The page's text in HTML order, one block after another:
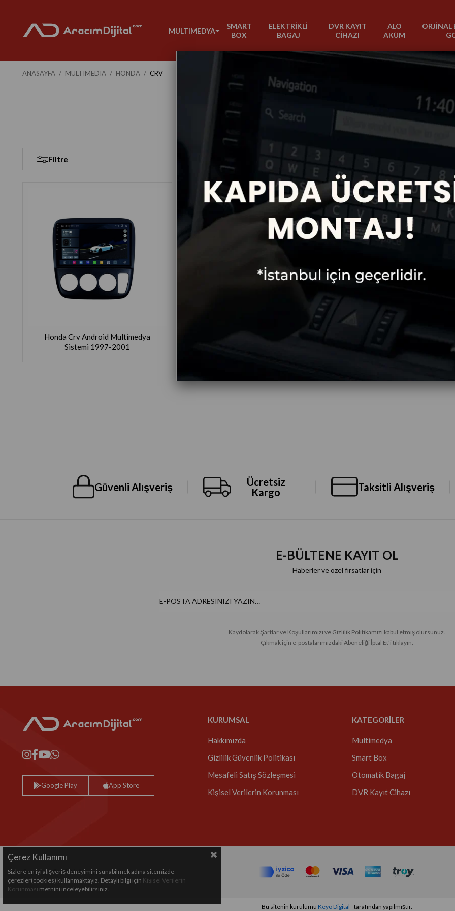
MULTIMEDYA
SMART
BOX
ELEKTRİKLİ
BAGAJ
DVR KAYIT
CİHAZI
ALO
AKÜM
ORJİNAL
ANASAYFA MULTIMEDIA HONDA CRV
Filtre
Honda Crv Android Multimedya
Sistemi 1997-2001
Honda Crv Android
Güvenli Alışveriş
Ücretsiz
Kargo
Taksitli Alışveriş
E-BÜLTENE KAYIT OL
Haberler ve özel fırsatlar için
Kaydolarak Şartlar ve Koşullarımızı ve Gizlilik Politikamızı kabul etmiş olursunuz.
Çıkmak için e-postalarımızdaki Aboneliği İptal Et’i tıklayın.
Google Play App Store
KURUMSAL
Hakkımızda
Gizlilik Güvenlik Politikası
Mesafeli Satış Sözleşmesi
Kişisel Verilerin Korunması
KATEGORİLER
Multimedya
Smart Box
Otomatik Bagaj
DVR Kayıt Cihazı
Copyright© 2024 All rights reserved.
Bu sitenin kurulumu Keyo Digital tarafından yapılmıştır.
Çerez Kullanımı
Sizlere en iyi alışveriş deneyimini sunabilmek adına sitemizde
çerezler(cookies) kullanmaktayız. Detaylı bilgi için Kişisel Verilerin
Korunması metnini inceleyebilirsiniz.